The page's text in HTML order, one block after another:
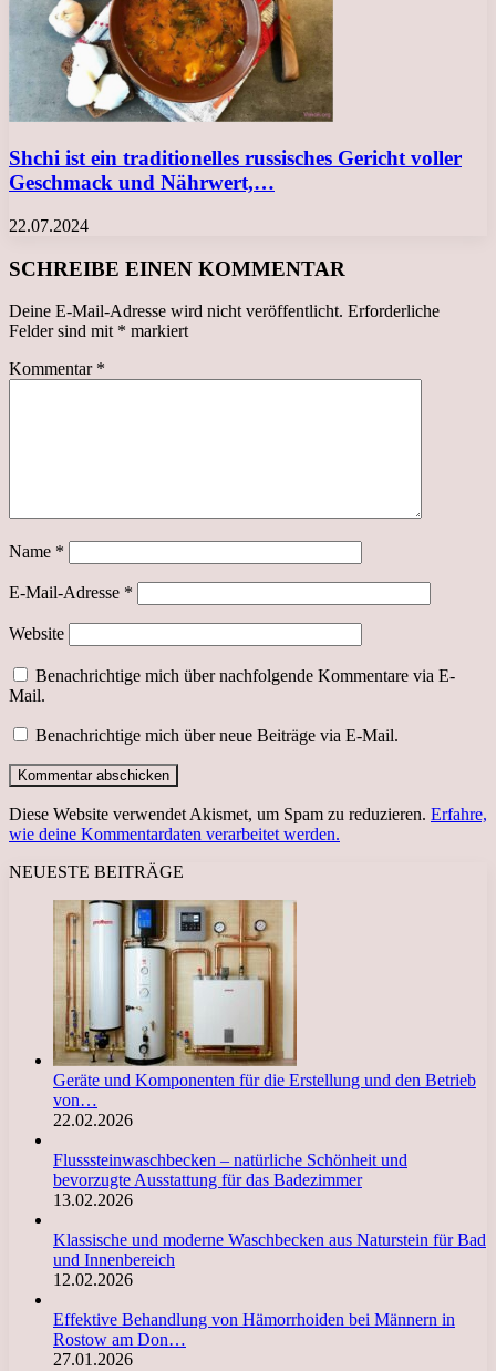
Shchi ist ein traditionelles russisches Gericht voller
Geschmack und Nährwert,…
22.07.2024
SCHREIBE EINEN KOMMENTAR
Deine E-Mail-Adresse wird nicht veröffentlicht. Erforderliche
Felder sind mit * markiert
Kommentar *
Name *
E-Mail-Adresse *
Website
Benachrichtige mich über nachfolgende Kommentare via E-
Mail.
Benachrichtige mich über neue Beiträge via E-Mail.
Diese Website verwendet Akismet, um Spam zu reduzieren. Erfahre,
wie deine Kommentardaten verarbeitet werden.
NEUESTE BEITRÄGE
Geräte und Komponenten für die Erstellung und den Betrieb
von…
22.02.2026
Flusssteinwaschbecken – natürliche Schönheit und
bevorzugte Ausstattung für das Badezimmer
13.02.2026
Klassische und moderne Waschbecken aus Naturstein für Bad
und Innenbereich
12.02.2026
Effektive Behandlung von Hämorrhoiden bei Männern in
Rostow am Don…
27.01.2026